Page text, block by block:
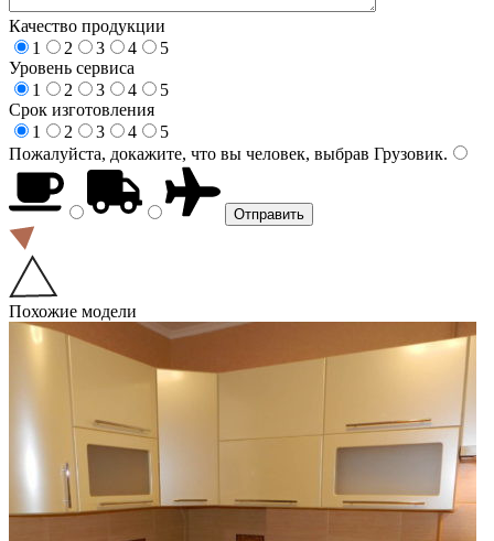
Качество продукции
1
2 3 4
5
Уровень сервиса
1
2 3 4
5
Срок изготовления
1
2 3 4
5
Пожалуйста, докажите, что вы человек, выбрав Грузовик.
Похожие модели